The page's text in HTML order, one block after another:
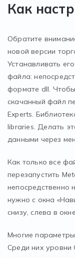
Как
Обратите
новой версии
Устанавливать
файла:
формате dll.
скачанный файл
Experts.
libraries. Делать
данными через
Как только все
перезапустить
непосредственно
нужно с окна
снизу, слева в
Многие
Среди них уровни